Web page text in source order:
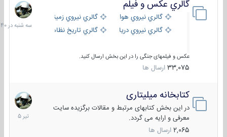
گالري عكس و فيلم
گالري نيروي هوايي
گالري نيروي زميني
گالري نيروي دريايي
گالري تاریخ نظامی
عکس و فیلمهای جنگی را در این بخش ارسال کنید.
33,075 ارسال ها
سه
شنبه
در
کتابخانه میلیتاری
در این بخش کتابهای مرتبط و مقالات برگزیده سایت
معرفی و ارایه می گردد.
2,065 ارسال ها
16
تیر
1405